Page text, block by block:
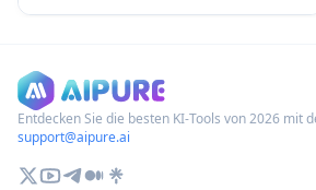
Web-Agent-Prototyp von Microsoft
Planung und Ausf\u00fchrung
komplexer webbasierter Aufgaben
durch transparente Interaktion
zwischen Menschen und KI-Agenten
erm\u00f6glicht.
Entdecken Sie die besten KI-Tools von 2026 mit
support@aipure.ai